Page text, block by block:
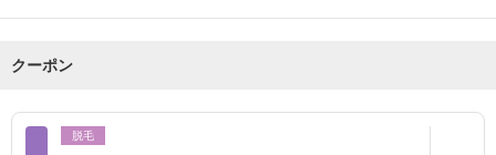
クーポン
脱毛